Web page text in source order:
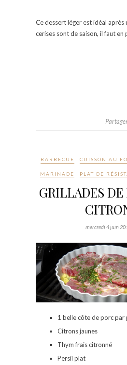
Ce dessert léger est idéal après
cerises sont de saison, il faut
BARBECUE CUISSON AU
MARINADE PLAT DE
GRILLADES DE
mercredi 4 juin
1 belle côte de porc par
Citrons jaunes
Thym frais citronné
Persil plat